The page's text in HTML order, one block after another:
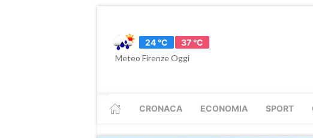
24 °C
37 °C
Meteo Firenze Oggi
CRONACA ECONOMIA SPORT